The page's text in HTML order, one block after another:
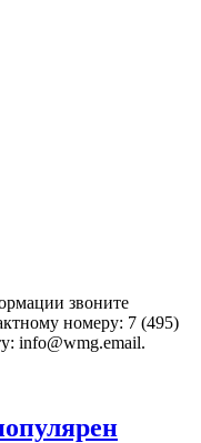
звоните
номеру: 7 (495)
info@wmg.email.